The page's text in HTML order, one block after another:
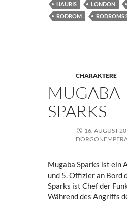
HAURIS LONDON
RODROM
RODROMS
CHARAKTERE
MUGABA
SPARKS
16. AUGUST
Mugaba Sparks ist ein
und 5. Offizier an Bord
Sparks ist Chef der
Während des Angriffs